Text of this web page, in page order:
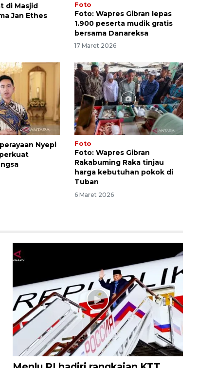
di Masjid
Jan Ethes
Foto
Foto: Wapres Gibran lepas
1.900 peserta mudik gratis
bersama Danareksa
17 Maret 2026
Nyepi
Foto
Foto: Wapres Gibran
Rakabuming Raka tinjau
harga kebutuhan pokok di
Tuban
6 Maret 2026